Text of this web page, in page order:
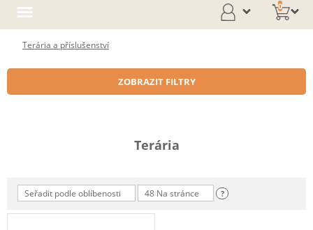
0
Terária a příslušenství
ZOBRAZIT FILTRY
Terária
Seřadit podle oblíbenosti 48 Na stránce ?